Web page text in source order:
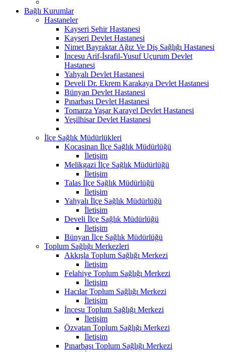
Bağlı Kurumlar
Hastaneler
Kayseri Şehir Hastanesi
Kayseri Devlet Hastanesi
Nimet Bayraktar Ağız Ve Diş Sağlığı Hastanesi
İncesu Arif-İsrafil-Yusuf Uçurum Devlet
Hastanesi
Yahyalı Devlet Hastanesi
Develi Dr. Ekrem Karakaya Devlet Hastanesi
Bünyan Devlet Hastanesi
Pınarbaşı Devlet Hastanesi
Tomarza Yaşar Karayel Devlet Hastanesi
Yeşilhisar Devlet Hastanesi
İlçe Sağlık Müdürlükleri
Kocasinan İlçe Sağlık Müdürlüğü
İletişim
Melikgazi İlçe Sağlık Müdürlüğü
İletişim
Talas İlçe Sağlık Müdürlüğü
İletişim
Yahyalı İlçe Sağlık Müdürlüğü
İletişim
Develi İlçe Sağlık Müdürlüğü
İletişim
Bünyan İlçe Sağlık Müdürlüğü
Toplum Sağlığı Merkezleri
Akkışla Toplum Sağlığı Merkezi
İletişim
Felahiye Toplum Sağlığı Merkezi
İletişim
Hacılar Toplum Sağlığı Merkezi
İletişim
İncesu Toplum Sağlığı Merkezi
İletişim
Özvatan Toplum Sağlığı Merkezi
İletişim
Pınarbaşı Toplum Sağlığı Merkezi